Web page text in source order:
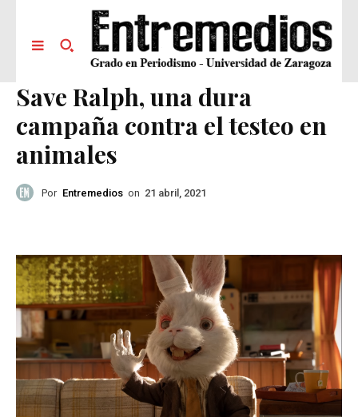
Save Ralph, una dura
campaña contra el testeo en
animales
Por Entremedios on 21 abril, 2021